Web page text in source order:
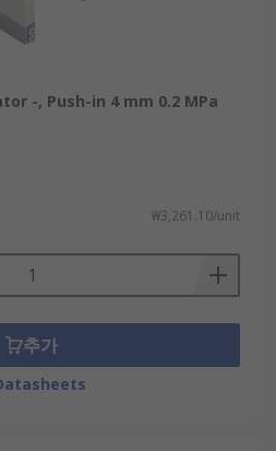
-, Push-in 4 mm 0.2 MPa
₩3,261.10/unit
추가